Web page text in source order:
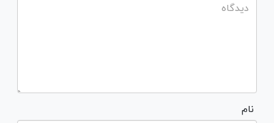
نام